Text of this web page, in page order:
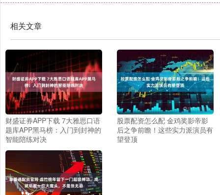
相关文章
财盛证券APP下载 7大雅思口语
题库APP黑马榜：入门到封神的
智能陪练对决
股票配资怎么配 金鸡奖影帝影
后之争前瞻！这些实力派演员有
望登顶